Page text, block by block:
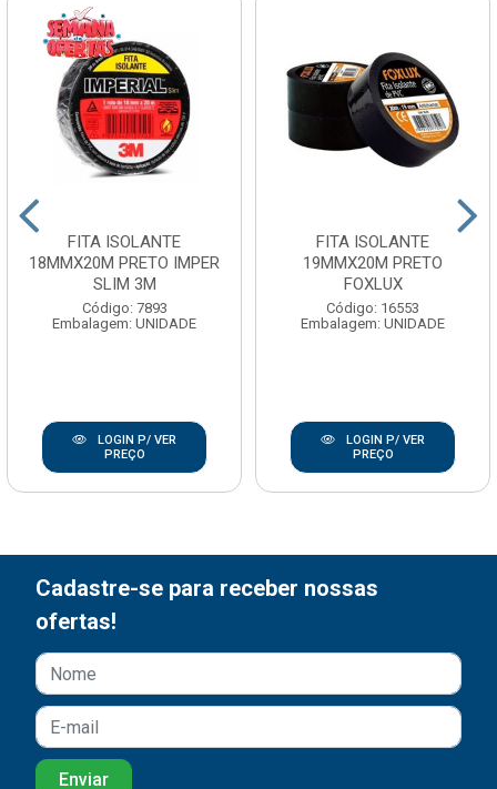
FITA ISOLANTE
18MMX20M PRETO IMPER
SLIM 3M
Código: 7893
Embalagem: UNIDADE
LOGIN P/ VER
PREÇO
FITA ISOLANTE
19MMX20M PRETO
FOXLUX
Código: 16553
Embalagem: UNIDADE
LOGIN P/ VER
PREÇO
Cadastre-se para receber nossas
ofertas!